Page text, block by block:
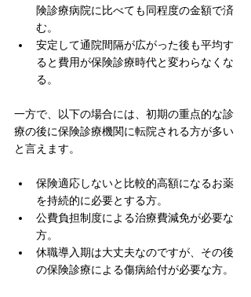
険診療病院に比べても同程度の金額で済
む。
安定して通院間隔が広がった後も平均す
ると費用が保険診療時代と変わらなくな
る。
一方で、以下の場合には、初期の重点的な診
療の後に保険診療機関に転院される方が多い
と言えます。
保険適応しないと比較的高額になるお薬
を持続的に必要とする方。
公費負担制度による治療費減免が必要な
方。
休職導入期は大丈夫なのですが、その後
の保険診療による傷病給付が必要な方。